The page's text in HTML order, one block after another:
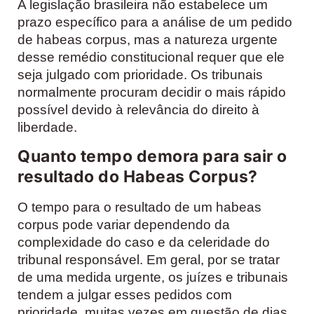
A legislação brasileira não estabelece um
prazo específico para a análise de um pedido
de habeas corpus, mas a natureza urgente
desse remédio constitucional requer que ele
seja julgado com prioridade. Os tribunais
normalmente procuram decidir o mais rápido
possível devido à relevância do direito à
liberdade.
Quanto tempo demora para sair o
resultado do Habeas Corpus?
O tempo para o resultado de um habeas
corpus pode variar dependendo da
complexidade do caso e da celeridade do
tribunal responsável. Em geral, por se tratar
de uma medida urgente, os juízes e tribunais
tendem a julgar esses pedidos com